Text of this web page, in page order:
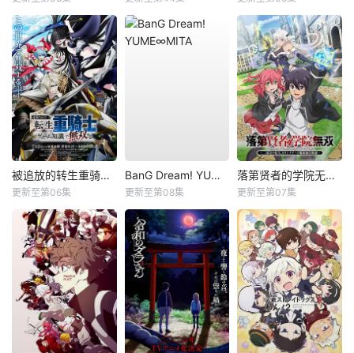
被追放的转生重骑士用游戏知识开无双
更新至第06集
BanG Dream! YUME∞MITA
更新至第08集
落第贤者的学院无双第二回转生，S等级作弊魔术师冒险记
更新至第07集